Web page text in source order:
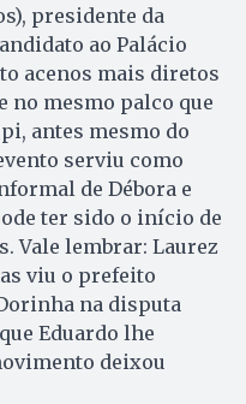
presidente da
ao Palácio
acenos mais diretos
no mesmo palco que
antes mesmo do
serviu como
de Débora e
ter sido o início de
Vale lembrar: Laurez
viu o prefeito
na disputa
Eduardo lhe
deixou